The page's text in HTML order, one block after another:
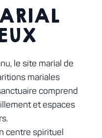
le site marial de
mariales
comprend
et espaces
centre spirituel